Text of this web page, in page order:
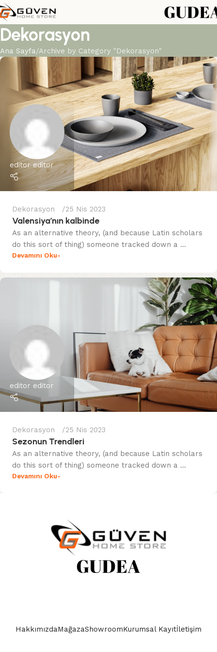
Dekorasyon
Ana Sayfa Archive by Category "Dekorasyon"
editor editor
Dekorasyon 25 Nis 2023
Valensiya’nın kalbinde
As an alternative theory, (and because Latin scholars
do this sort of thing) someone tracked down a ...
Devamını Oku-
editor editor
Dekorasyon 25 Nis 2023
Sezonun Trendleri
As an alternative theory, (and because Latin scholars
do this sort of thing) someone tracked down a ...
Devamını Oku-
HakkımızdaMağazaShowroomKurumsal Kayıtİletişim